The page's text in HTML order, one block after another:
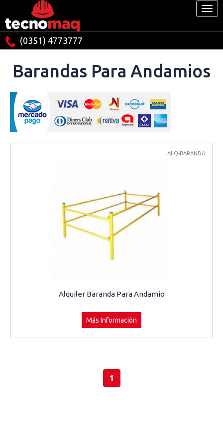
(0351) 4773777
Barandas Para Andamios
ALQ-BARANDA
Alquiler Baranda Para Andamio
Más Información
1